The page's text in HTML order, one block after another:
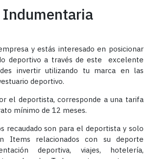
Indumentaria
y estás interesado en posicionar
deportivo a través de este excelente
invertir utilizando tu marca en las
deportivo.
el deportista, corresponde a una tarifa
mínimo de 12 meses.
recaudado son para el deportista y solo
Items relacionados con su deporte
deportiva, viajes, hotelería,